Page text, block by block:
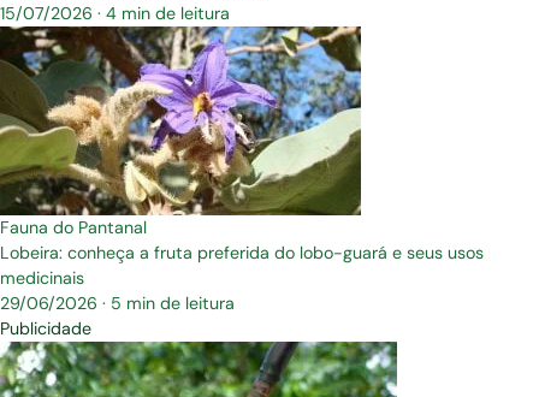
15/07/2026 · 4 min de leitura
Fauna do Pantanal
Lobeira: conheça a fruta preferida do lobo-guará e seus usos
medicinais
29/06/2026 · 5 min de leitura
Publicidade